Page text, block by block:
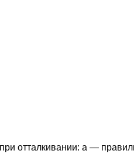
отталкивании: а —